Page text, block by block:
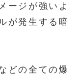
ージが強いよ
が発生する暗
どの全ての爆